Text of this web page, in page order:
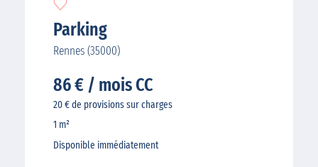
Parking
Rennes (35000)
86 € / mois CC
20 € de provisions sur charges
1 m²
Disponible immédiatement